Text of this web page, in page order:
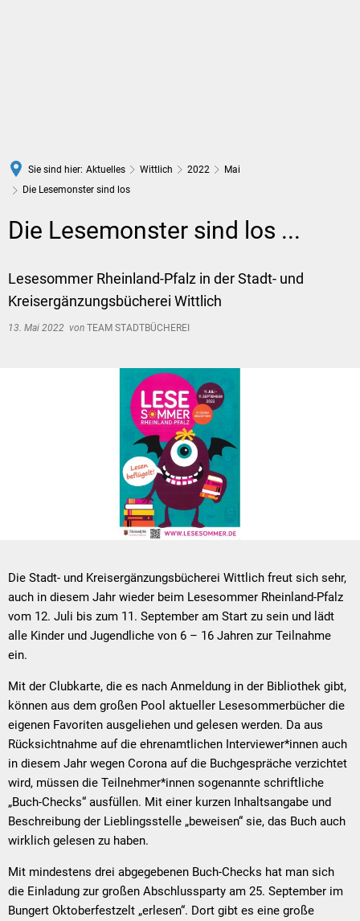
Sie sind hier: Aktuelles Wittlich 2022
Mai
Die Lesemonster sind los
Die Lesemonster sind los ...
Lesesommer Rheinland-Pfalz in der Stadt- und
Kreisergänzungsbücherei Wittlich
13. Mai 2022 von TEAM STADTBÜCHEREI
Die Stadt- und Kreisergänzungsbücherei Wittlich freut sich sehr,
auch in diesem Jahr wieder beim Lesesommer Rheinland-Pfalz
vom 12. Juli bis zum 11. September am Start zu sein und lädt
alle Kinder und Jugendliche von 6 – 16 Jahren zur Teilnahme
ein.
Mit der Clubkarte, die es nach Anmeldung in der Bibliothek gibt,
können aus dem großen Pool aktueller Lesesommerbücher die
eigenen Favoriten ausgeliehen und gelesen werden. Da aus
Rücksichtnahme auf die ehrenamtlichen Interviewer*innen auch
in diesem Jahr wegen Corona auf die Buchgespräche verzichtet
wird, müssen die Teilnehmer*innen sogenannte schriftliche
„Buch-Checks“ ausfüllen. Mit einer kurzen Inhaltsangabe und
Beschreibung der Lieblingsstelle „beweisen“ sie, das Buch auch
wirklich gelesen zu haben.
Mit mindestens drei abgegebenen Buch-Checks hat man sich
die Einladung zur großen Abschlussparty am 25. September im
Bungert Oktoberfestzelt „erlesen“. Dort gibt es eine große